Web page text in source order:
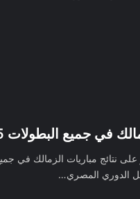
في جميع البطولات 2025-2026
نتائج مباريات الزمالك في